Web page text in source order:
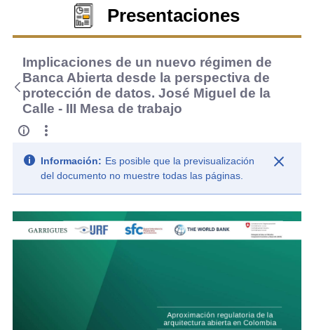
Presentaciones
Implicaciones de un nuevo régimen de
Banca Abierta desde la perspectiva de
protección de datos. José Miguel de la
Calle - III Mesa de trabajo
Información: Es posible que la previsualización
del documento no muestre todas las páginas.